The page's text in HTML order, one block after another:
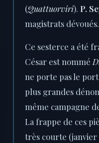
(Quattuorviri). P.
magistrats dévoués.
Ce sesterce a été
César est nommé
ne porte pas le
plus grandes
même campagne
La frappe de ces
très courte (janvier